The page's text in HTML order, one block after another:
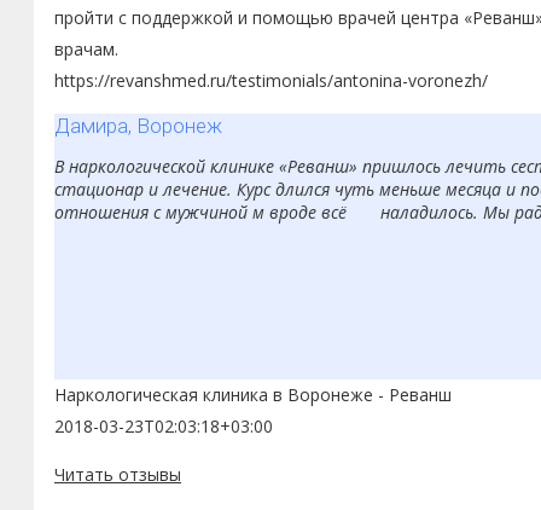
пройти с поддержкой и помощью врачей центра
врачам.
https://revanshmed.ru/testimonials/antonina-voronezh/
Дамира, Воронеж
В наркологической клинике «Реванш» пришлось лечить
стационар и лечение. Курс длился чуть меньше месяца и
отношения с мужчиной м вроде всё наладилось. Мы
Наркологическая клиника в Воронеже - Реванш
2018-03-23T02:03:18+03:00
Читать отзывы